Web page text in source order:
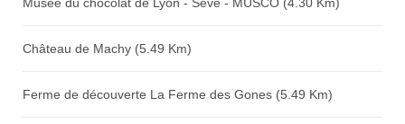
Château de Machy (5.49 Km)
Ferme de découverte La Ferme des Gones (5.49 Km)